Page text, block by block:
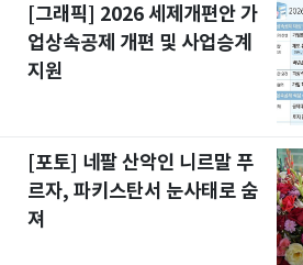
[그래픽] 2026 세제개편안 가
업상속공제 개편 및 사업승계
지원
[포토] 네팔 산악인 니르말 푸
르자, 파키스탄서 눈사태로 숨
져